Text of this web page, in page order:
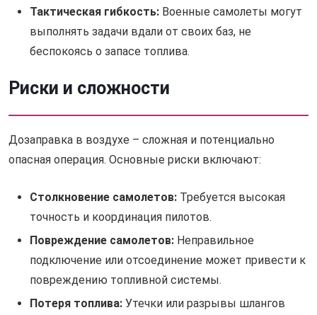
Тактическая гибкость: Военные самолеты могут
выполнять задачи вдали от своих баз, не
беспокоясь о запасе топлива.
Риски и сложности
Дозаправка в воздухе – сложная и потенциально
опасная операция. Основные риски включают:
Столкновение самолетов: Требуется высокая
точность и координация пилотов.
Повреждение самолетов: Неправильное
подключение или отсоединение может привести к
повреждению топливной системы.
Потеря топлива: Утечки или разрывы шлангов